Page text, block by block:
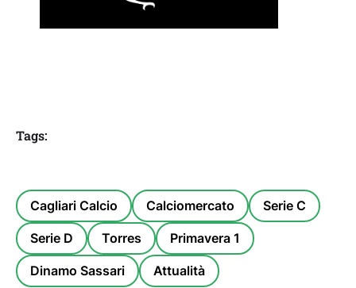
Tags:
Cagliari Calcio Calciomercato Serie C
Serie D Torres Primavera 1
Dinamo Sassari Attualità